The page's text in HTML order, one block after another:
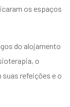
os espaços
do alojamento
o
refeições e o